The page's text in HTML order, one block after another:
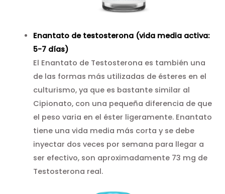
Enantato de testosterona (vida media activa:
5-7 días)
El Enantato de Testosterona es también una
de las formas más utilizadas de ésteres en el
culturismo, ya que es bastante similar al
Cipionato, con una pequeña diferencia de que
el peso varia en el éster ligeramente. Enantato
tiene una vida media más corta y se debe
inyectar dos veces por semana para llegar a
ser efectivo, son aproximadamente 73 mg de
Testosterona real.